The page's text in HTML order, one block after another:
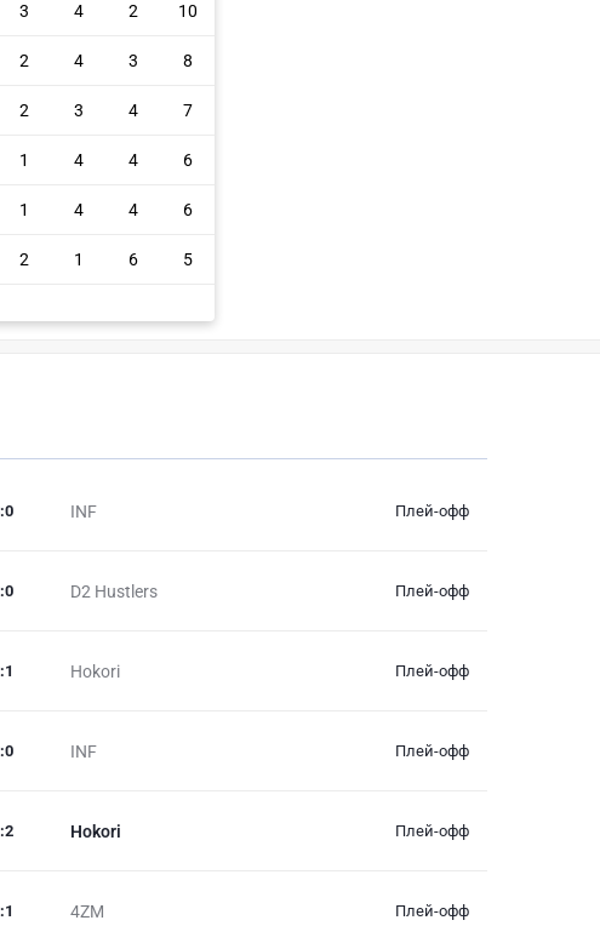
3 4 2 10
2 4 3 8
2 3 4 7
1 4 4 6
1 4 4 6
2 1 6 5
INF
:0 Плей-офф
D2 Hustlers
:0 Плей-офф
Hokori
:1 Плей-офф
INF
:0 Плей-офф
Hokori
:2 Плей-офф
4ZM
:1 Плей-офф